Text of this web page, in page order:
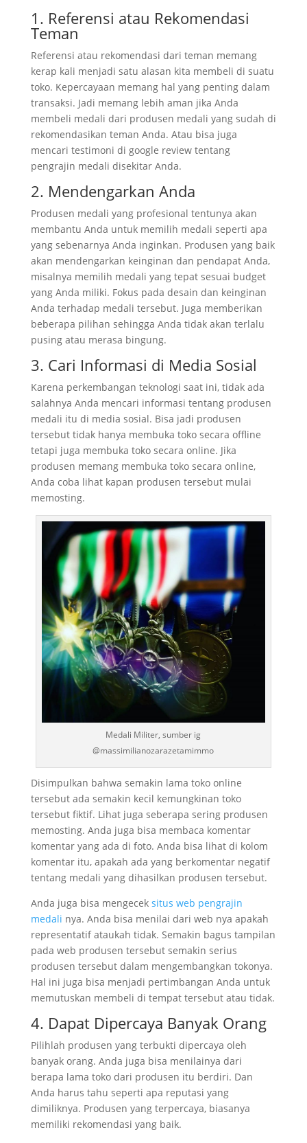
1. Referensi atau Rekomendasi
Teman
Referensi atau rekomendasi dari teman memang
kerap kali menjadi satu alasan kita membeli di suatu
toko. Kepercayaan memang hal yang penting dalam
transaksi. Jadi memang lebih aman jika Anda
membeli medali dari produsen medali yang sudah di
rekomendasikan teman Anda. Atau bisa juga
mencari testimoni di google review tentang
pengrajin medali disekitar Anda.
2. Mendengarkan Anda
Produsen medali yang profesional tentunya akan
membantu Anda untuk memilih medali seperti apa
yang sebenarnya Anda inginkan. Produsen yang baik
akan mendengarkan keinginan dan pendapat Anda,
misalnya memilih medali yang tepat sesuai budget
yang Anda miliki. Fokus pada desain dan keinginan
Anda terhadap medali tersebut. Juga memberikan
beberapa pilihan sehingga Anda tidak akan terlalu
pusing atau merasa bingung.
3. Cari Informasi di Media Sosial
Karena perkembangan teknologi saat ini, tidak ada
salahnya Anda mencari informasi tentang produsen
medali itu di media sosial. Bisa jadi produsen
tersebut tidak hanya membuka toko secara offline
tetapi juga membuka toko secara online. Jika
produsen memang membuka toko secara online,
Anda coba lihat kapan produsen tersebut mulai
memosting.
Medali Militer, sumber ig
@massimilianozarazetamimmo
Disimpulkan bahwa semakin lama toko online
tersebut ada semakin kecil kemungkinan toko
tersebut fiktif. Lihat juga seberapa sering produsen
memosting. Anda juga bisa membaca komentar
komentar yang ada di foto. Anda bisa lihat di kolom
komentar itu, apakah ada yang berkomentar negatif
tentang medali yang dihasilkan produsen tersebut.
Anda juga bisa mengecek situs web pengrajin
medali nya. Anda bisa menilai dari web nya apakah
representatif ataukah tidak. Semakin bagus tampilan
pada web produsen tersebut semakin serius
produsen tersebut dalam mengembangkan tokonya.
Hal ini juga bisa menjadi pertimbangan Anda untuk
memutuskan membeli di tempat tersebut atau tidak.
4. Dapat Dipercaya Banyak Orang
Pilihlah produsen yang terbukti dipercaya oleh
banyak orang. Anda juga bisa menilainya dari
berapa lama toko dari produsen itu berdiri. Dan
Anda harus tahu seperti apa reputasi yang
dimiliknya. Produsen yang terpercaya, biasanya
memiliki rekomendasi yang baik.